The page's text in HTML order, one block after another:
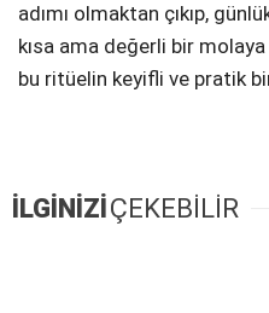
adımı olmaktan çıkıp,
kısa ama değerli bir
bu ritüelin keyifli ve pratik
İLGİNİZİÇEKEBİLİR